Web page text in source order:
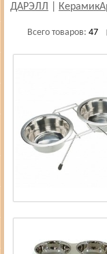
ДАРЭЛЛ
Всего товаров: 47